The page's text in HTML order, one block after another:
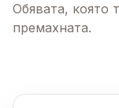
Обявата, която
премахната.